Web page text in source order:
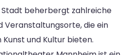
beherbergt zahlreiche
Veranstaltungsorte, die ein
und Kultur bieten.